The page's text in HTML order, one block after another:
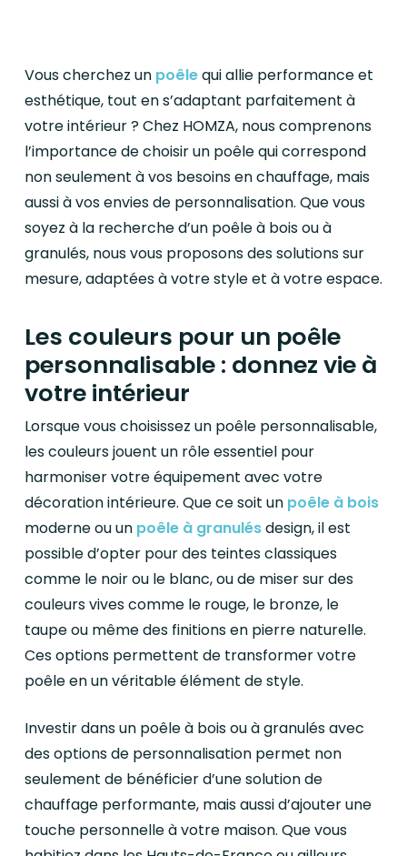
Vous cherchez unpoêlequi allie performance et
esthétique, tout en s’adaptant parfaitement à
votre intérieur ? Chez HOMZA, nous comprenons
l’importance de choisir un poêle qui correspond
non seulement à vos besoins en chauffage, mais
aussi à vos envies de personnalisation. Que vous
soyez à la recherche d’un poêle à bois ou à
granulés, nous vous proposons des solutions sur
mesure, adaptées à votre style et à votre espace.
Les couleurs pour un poêle
personnalisable : donnez vie à
votre intérieur
Lorsque vous choisissez un poêle personnalisable,
les couleurs jouent un rôle essentiel pour
harmoniser votre équipement avec votre
décoration intérieure. Que ce soit un poêle à bois
moderne ou un poêle à granulésdesign, il est
possible d’opter pour des teintes classiques
comme le noir ou le blanc, ou de miser sur des
couleurs vives comme le rouge, le bronze, le
taupe ou même des finitions en pierre naturelle.
Ces options permettent de transformer votre
poêle en un véritable élément de style.
Investir dans un poêle à bois ou à granulés avec
des options de personnalisation permet non
seulement de bénéficier d’une solution de
chauffage performante, mais aussi d’ajouter une
touche personnelle à votre maison. Que vous